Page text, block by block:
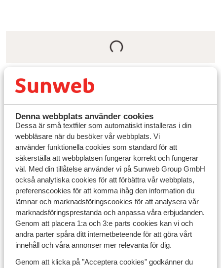
Denna webbplats använder cookies
Dessa är små textfiler som automatiskt installeras i din
webbläsare när du besöker vår webbplats. Vi
använder funktionella cookies som standard för att
säkerställa att webbplatsen fungerar korrekt och fungerar
väl. Med din tillåtelse använder vi på Sunweb Group GmbH
också analytiska cookies för att förbättra vår webbplats,
preferenscookies för att komma ihåg den information du
lämnar och marknadsföringscookies för att analysera vår
marknadsföringsprestanda och anpassa våra erbjudanden.
Genom att placera 1:a och 3:e parts cookies kan vi och
andra parter spåra ditt internetbeteende för att göra vårt
innehåll och våra annonser mer relevanta för dig.
Genom att klicka på "Acceptera cookies" godkänner du
Res smart med flexibla datum: Att boka resor mitt i
veckan eller under lågsäsong kan spara dig mycket
pengar. Sunweb gör det enkelt att jämföra priser
och hitta de bästa erbjudandena.
Prisvärda paketresor: Kombinera flyg och boende i
en smidig bokning. Välj mellan all inclusive-paket
familjesemestrar ellerromantiska resor för två.
Tidiga bokningar och sista minuten-erbjudanden: Få
förstklassiga erbjudanden genom att boka tidigt,
eller ta del av vårasista minuten-resor till populära
destinationersom Spanien, Grekland och Turkiet.
Billiga resor till populära destinationer
Sunweb erbjuder resor till några av Europas mest